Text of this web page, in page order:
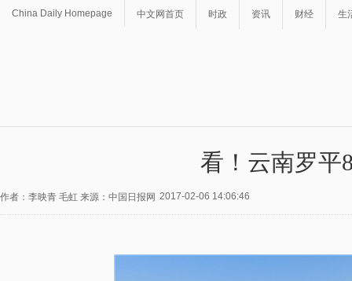
China Daily Homepage 中文网首页 时政 资讯 财经 生
看！云南罗平
作者：李映青 毛虹 来源：中国日报网 2017-02-06 14:06:46